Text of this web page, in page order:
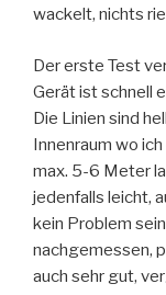
wackelt, nichts
Der erste Test
Gerät ist schnell
Die Linien sind
Innenraum wo
max. 5-6 Meter
jedenfalls leicht,
kein Problem
nachgemessen,
auch sehr gut,